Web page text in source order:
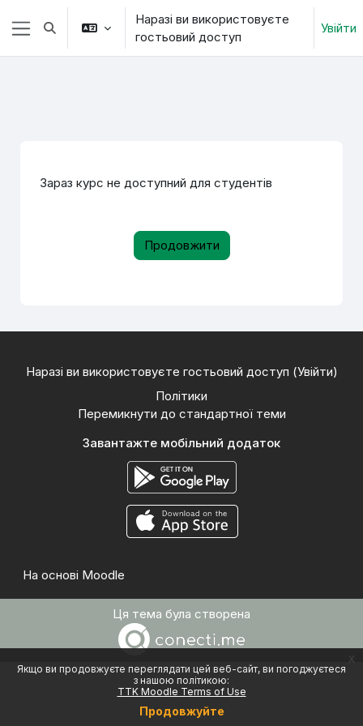
Перейти до головного вмісту
Якщо ви продовжуєте переглядати цей веб-сайт, ви погоджуєтеся
з нашою політикою:
TTK Moodle Terms of Use
Продовжуйте
x
Бокова панель
Переключити введення пошуку
Наразі ви використовуєте
гостьовий доступ
Увійти
Зараз курс не доступний для студентів
Продовжити
Наразі ви використовуєте гостьовий доступ (Увійти)
Політики
Перемикнути до стандартної теми
Завантажте мобільний додаток
На основі Moodle
Ця тема була створена